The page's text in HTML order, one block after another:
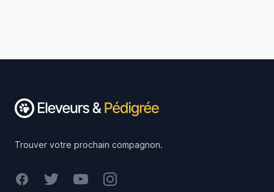
Trouver votre prochain compagnon.
FacebookTwitterYoutubeInstagram